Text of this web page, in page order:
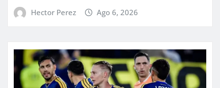
Hector Perez Ago 6, 2026